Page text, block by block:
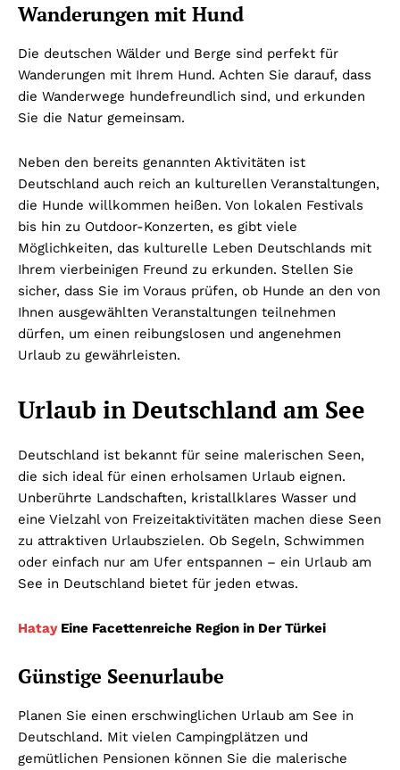
Wanderungen mit Hund
Die deutschen Wälder und Berge sind perfekt für
Wanderungen mit Ihrem Hund. Achten Sie darauf, dass
die Wanderwege hundefreundlich sind, und erkunden
Sie die Natur gemeinsam.
Neben den bereits genannten Aktivitäten ist
Deutschland auch reich an kulturellen Veranstaltungen,
die Hunde willkommen heißen. Von lokalen Festivals
bis hin zu Outdoor-Konzerten, es gibt viele
Möglichkeiten, das kulturelle Leben Deutschlands mit
Ihrem vierbeinigen Freund zu erkunden. Stellen Sie
sicher, dass Sie im Voraus prüfen, ob Hunde an den von
Ihnen ausgewählten Veranstaltungen teilnehmen
dürfen, um einen reibungslosen und angenehmen
Urlaub zu gewährleisten.
Urlaub in Deutschland am See
Deutschland ist bekannt für seine malerischen Seen,
die sich ideal für einen erholsamen Urlaub eignen.
Unberührte Landschaften, kristallklares Wasser und
eine Vielzahl von Freizeitaktivitäten machen diese Seen
zu attraktiven Urlaubszielen. Ob Segeln, Schwimmen
oder einfach nur am Ufer entspannen – ein Urlaub am
See in Deutschland bietet für jeden etwas.
HatayEine Facettenreiche Region in Der Türkei
Günstige Seenurlaube
Planen Sie einen erschwinglichen Urlaub am See in
Deutschland. Mit vielen Campingplätzen und
gemütlichen Pensionen können Sie die malerische